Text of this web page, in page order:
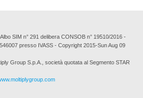
SIM n° 291 delibera CONSOB n° 19510/2016 -
presso IVASS - Copyright 2015-Sun Aug 09
Group S.p.A., società quotata al Segmento STAR